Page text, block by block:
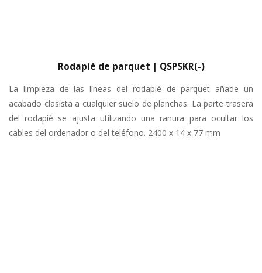
Rodapié de parquet | QSPSKR(-)
La limpieza de las líneas del rodapié de parquet añade un
acabado clasista a cualquier suelo de planchas. La parte trasera
del rodapié se ajusta utilizando una ranura para ocultar los
cables del ordenador o del teléfono. 2400 x 14 x 77 mm